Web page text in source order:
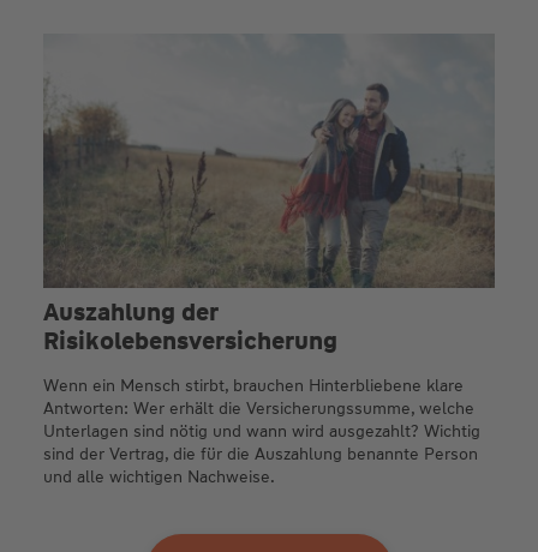
Auszahlung der
Risikolebensversicherung
Wenn ein Mensch stirbt, brauchen Hinterbliebene klare
Antworten: Wer erhält die Versicherungssumme, welche
Unterlagen sind nötig und wann wird ausgezahlt? Wichtig
sind der Vertrag, die für die Auszahlung benannte Person
und alle wichtigen Nachweise.